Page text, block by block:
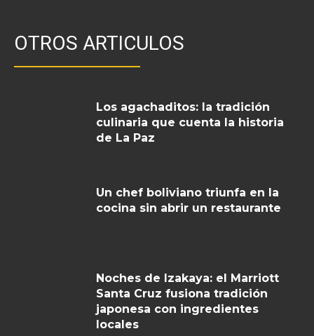
OTROS ARTICULOS
Los agachaditos: la tradición
culinaria que cuenta la historia
de La Paz
Un chef boliviano triunfa en la
cocina sin abrir un restaurante
Noches de Izakaya: el Marriott
Santa Cruz fusiona tradición
japonesa con ingredientes
locales